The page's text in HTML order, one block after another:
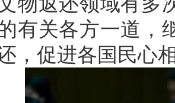
有关各方一道，
，促进各国民心